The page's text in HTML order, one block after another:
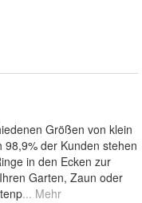
Größen von klein
der Kunden stehen
in den Ecken zur
Garten, Zaun oder
... Mehr